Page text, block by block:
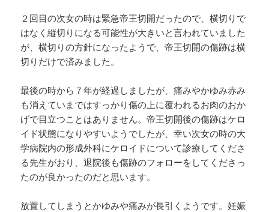
２回目の次女の時は緊急帝王切開だったので、横切りで
はなく縦切りになる可能性が大きいと言われていました
が、横切りの方針になったようで、帝王切開の傷跡は横
切りだけで済みました。
最後の時から７年が経過しましたが、痛みやかゆみ赤み
も消えていまではすっかり傷の上に覆われるお肉のおか
げで目立つことはありません。帝王切開後の傷跡はケロ
イド状態になりやすいようでしたが、幸い次女の時の大
学病院内の形成外科にケロイドについて診療してくださ
る先生がおり、退院後も傷跡のフォローをしてくださっ
たのが良かったのだと思います。
放置してしまうとかゆみや痛みが長引くようです。妊娠